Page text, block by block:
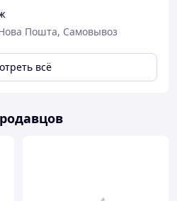
Пошта, Самовывоз
всё